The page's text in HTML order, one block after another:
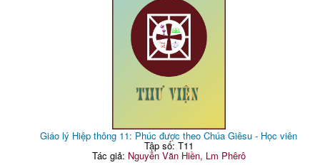
Giáo lý Hiệp thông 11: Phúc được theo Chúa Giêsu - Học viên
Tập số: T11
Tác giả: Nguyễn Văn Hiền, Lm Phêrô